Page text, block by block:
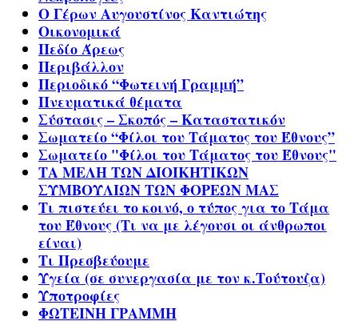
Ο Γέρων Αυγουστίνος Καντιώτης
Οικονομικά
Πεδίο Άρεως
Περιβάλλον
Περιοδικό “Φωτεινή Γραμμή”
Πνευματικά θέματα
Σύστασις – Σκοπός – Καταστατικόν
Σωματείο “Φίλοι του Τάματος του Έθνους”
Σωματείο "Φίλοι του Τάματος του Έθνους"
ΤΑ ΜΕΛΗ ΤΩΝ ΔΙΟΙΚΗΤΙΚΩΝ
ΣΥΜΒΟΥΛΙΩΝ ΤΩΝ ΦΟΡΕΩΝ ΜΑΣ
Τι πιστεύει το κοινό, ο τύπος για το Τάμα
του Έθνους (Τι να με λέγουσι οι άνθρωποι
είναι)
Τι Πρεσβεύουμε
Υγεία (σε συνεργασία με τον κ.Τούτουζα)
Υποτροφίες
ΦΩΤΕΙΝΗ ΓΡΑΜΜΗ